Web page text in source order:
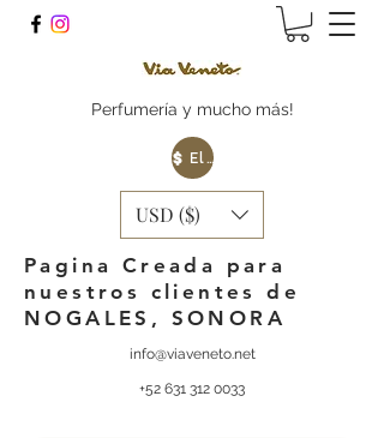
Perfumería y mucho más!
Elige tu Moneda
USD ($)
Pagina Creada para
nuestros clientes de
NOGALES, SONORA
info@viaveneto.net
+52 631 312 0033